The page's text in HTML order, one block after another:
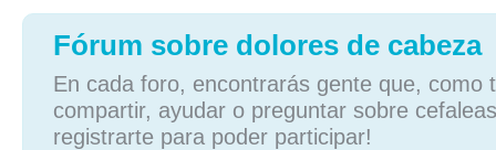
Fórum sobre dolores de cabeza
En cada foro, encontrarás gente que, como
compartir, ayudar o preguntar sobre
registrarte para poder participar!